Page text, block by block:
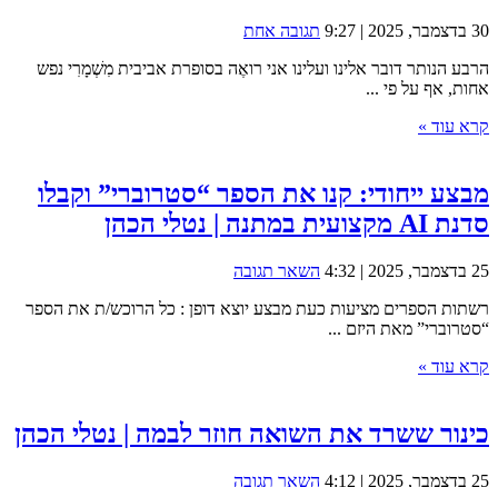
30 בדצמבר, 2025 | 9:27
תגובה אחת
הרבע הנותר דובר אלינו ועלינו אני רואֶה בסופרת אביבית מִשְׁמָרִי נפש
אחות, אף על פי ...
קרא עוד »
מבצע ייחודי: קנו את הספר “סטרוברי” וקבלו
סדנת AI מקצועית במתנה | נטלי הכהן
25 בדצמבר, 2025 | 4:32
השאר תגובה
רשתות הספרים מציעות כעת מבצע יוצא דופן : כל הרוכש/ת את הספר
“סטרוברי” מאת היזם ...
קרא עוד »
כינור ששרד את השואה חוזר לבמה | נטלי הכהן
25 בדצמבר, 2025 | 4:12
השאר תגובה